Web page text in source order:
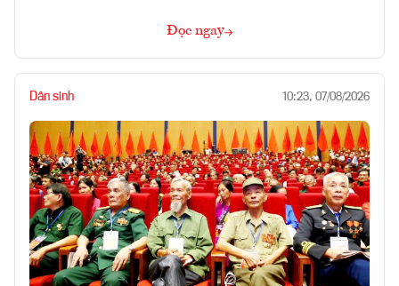
Đọc ngay
Dân sinh 10:23, 07/08/2026